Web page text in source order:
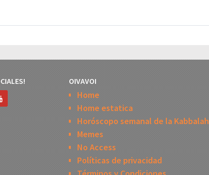
OIVAVOI
Home
Home estatica
Horóscopo semanal de la Kabbalah
Memes
No Access
Políticas de privacidad